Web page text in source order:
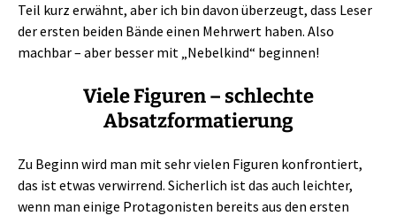
Teil kurz erwähnt, aber ich bin davon überzeugt, dass Leser
der ersten beiden Bände einen Mehrwert haben. Also
machbar – aber besser mit „Nebelkind“ beginnen!
Viele Figuren – schlechte
Absatzformatierung
Zu Beginn wird man mit sehr vielen Figuren konfrontiert,
das ist etwas verwirrend. Sicherlich ist das auch leichter,
wenn man einige Protagonisten bereits aus den ersten